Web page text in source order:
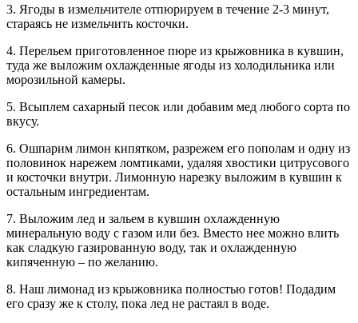
3. Ягоды в измельчителе отпюрируем в течение 2-3 минут,
стараясь не измельчить косточки.
4. Перельем приготовленное пюре из крыжовника в кувшин,
туда же выложим охлажденные ягоды из холодильника или
морозильной камеры.
5. Всыплем сахарный песок или добавим мед любого сорта по
вкусу.
6. Ошпарим лимон кипятком, разрежем его пополам и одну из
половинок нарежем ломтиками, удаляя хвостики цитрусового
и косточки внутри. Лимонную нарезку выложим в кувшин к
остальным ингредиентам.
7. Выложим лед и зальем в кувшин охлажденную
минеральную воду с газом или без. Вместо нее можно влить
как сладкую газированную воду, так и охлажденную
кипяченную – по желанию.
8. Наш лимонад из крыжовника полностью готов! Подадим
его сразу же к столу, пока лед не растаял в воде.